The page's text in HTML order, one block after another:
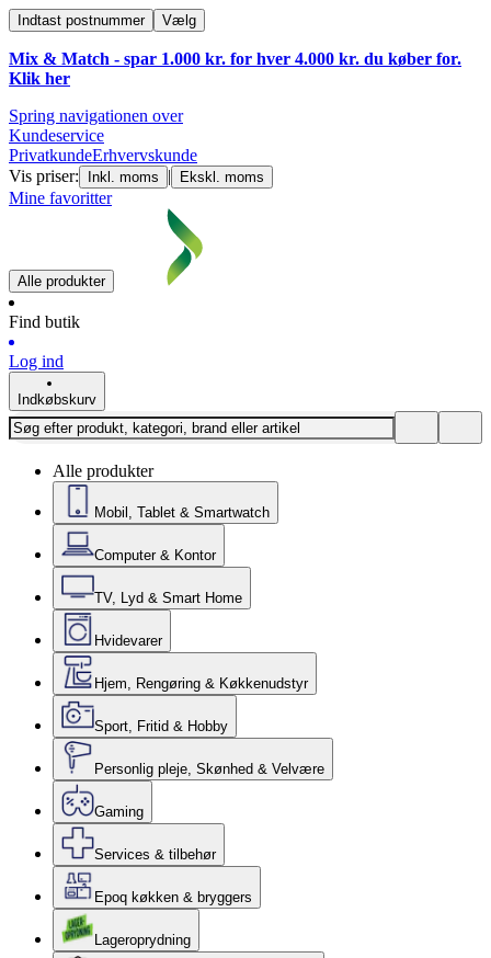
Indtast postnummer Vælg
Mix & Match - spar 1.000 kr. for hver 4.000 kr. du køber for.
Klik her
Spring navigationen over
Kundeservice
PrivatkundeErhvervskunde
Vis priser:
Inkl. moms | Ekskl. moms
Mine favoritter
Alle produkter
Find butik
Log ind
Indkøbskurv
Alle produkter
Mobil, Tablet & Smartwatch
Computer & Kontor
TV, Lyd & Smart Home
Hvidevarer
Hjem, Rengøring & Køkkenudstyr
Sport, Fritid & Hobby
Personlig pleje, Skønhed & Velvære
Gaming
Services & tilbehør
Epoq køkken & bryggers
Lageroprydning